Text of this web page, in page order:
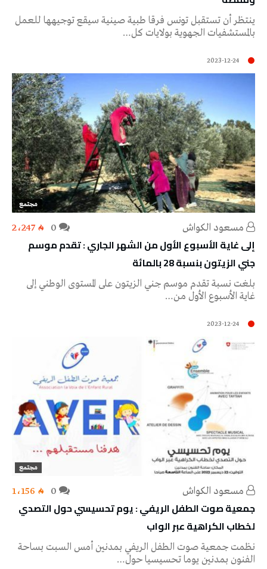
ينتظر أن تستقبل تونس فرقا طبية صينية سيقع توجيهها للعمل
بالمستشفيات الجهوية بولايات كل…
2023-12-24
مجتمع
مسعود الكواش 2٬247
إلى غاية الأسبوع الأول من الشهر الجاري : تقدم موسم
جني الزيتون بنسبة 28 بالمائة
بلغت نسبة تقدم موسم جني الزيتون على المستوى الوطني إلى
غاية الأسبوع الأول من…
2023-12-24
مجتمع
مسعود الكواش 1٬156
جمعية صوت الطفل الريفي : يوم تحسيسي حول التصدي
لخطاب الكراهية عبر الواب
نظمت جمعية صوت الطفل الريفي بمدنين أمس السبت بساحة
الفنون بمدنين يوما تحسيسيا حول…